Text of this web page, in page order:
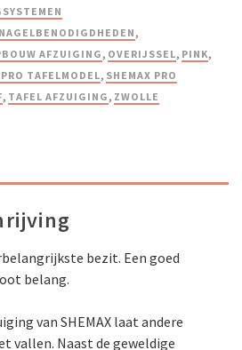
NAGELBENODIGDHEDEN,
AFZUIGING, OVERIJSSEL, PINK,
TAFELMODEL, SHEMAX PRO
, TAFEL AFZUIGING, ZWOLLE
bezit. Een goed
belang.
van SHEMAX laat andere
vallen. Naast de geweldige